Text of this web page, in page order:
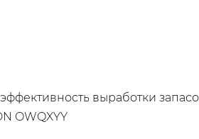
выработки
OWQXYY